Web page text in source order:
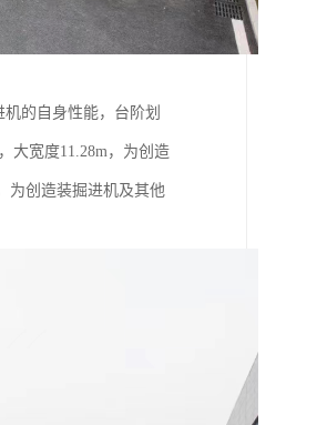
的自身性能，台阶划
大宽度11.28m，为创造
为创造装掘进机及其他